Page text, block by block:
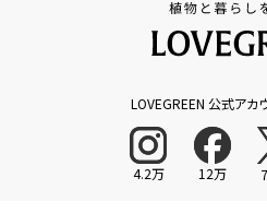
LOVEGREEN 公式アカ
4.2万 12万